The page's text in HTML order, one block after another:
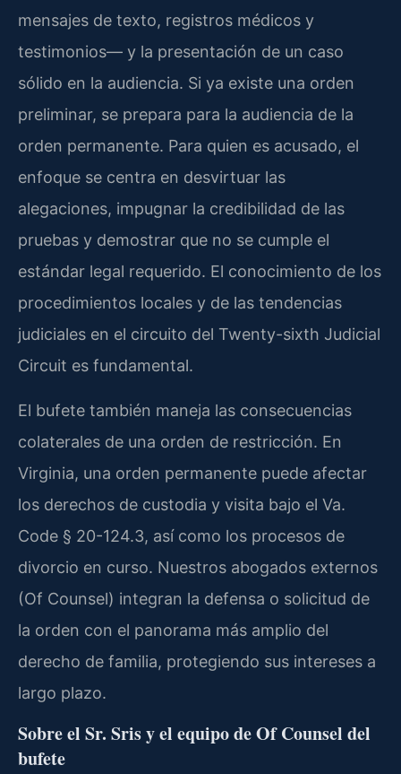
mensajes de texto, registros médicos y
testimonios— y la presentación de un caso
sólido en la audiencia. Si ya existe una orden
preliminar, se prepara para la audiencia de la
orden permanente. Para quien es acusado, el
enfoque se centra en desvirtuar las
alegaciones, impugnar la credibilidad de las
pruebas y demostrar que no se cumple el
estándar legal requerido. El conocimiento de los
procedimientos locales y de las tendencias
judiciales en el circuito del Twenty-sixth Judicial
Circuit es fundamental.
El bufete también maneja las consecuencias
colaterales de una orden de restricción. En
Virginia, una orden permanente puede afectar
los derechos de custodia y visita bajo el Va.
Code § 20-124.3, así como los procesos de
divorcio en curso. Nuestros abogados externos
(Of Counsel) integran la defensa o solicitud de
la orden con el panorama más amplio del
derecho de familia, protegiendo sus intereses a
largo plazo.
Sobre el Sr. Sris y el equipo de Of Counsel del
bufete